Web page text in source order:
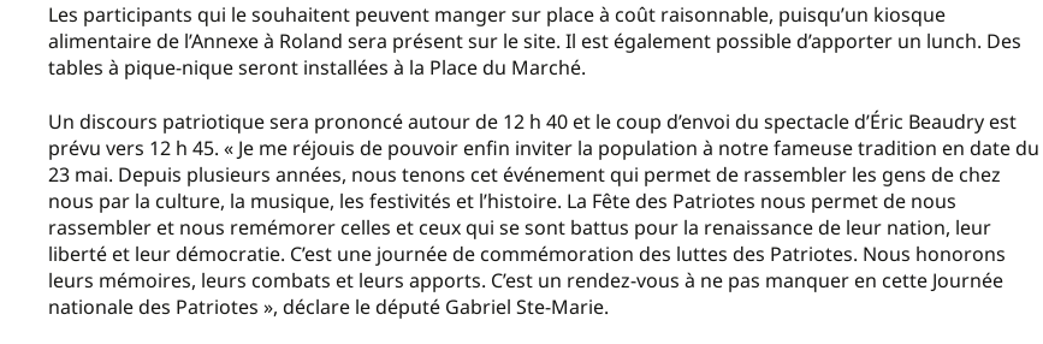
Les participants qui le souhaitent peuvent manger sur place à coût raisonnable, puisqu’un kiosque
alimentaire de l’Annexe à Roland sera présent sur le site. Il est également possible d’apporter un lunch. Des
tables à pique-nique seront installées à la Place du Marché.
Un discours patriotique sera prononcé autour de 12 h 40 et le coup d’envoi du spectacle d’Éric Beaudry est
prévu vers 12 h 45. « Je me réjouis de pouvoir enfin inviter la population à notre fameuse tradition en date du
23 mai. Depuis plusieurs années, nous tenons cet événement qui permet de rassembler les gens de chez
nous par la culture, la musique, les festivités et l’histoire. La Fête des Patriotes nous permet de nous
rassembler et nous remémorer celles et ceux qui se sont battus pour la renaissance de leur nation, leur
liberté et leur démocratie. C’est une journée de commémoration des luttes des Patriotes. Nous honorons
leurs mémoires, leurs combats et leurs apports. C’est un rendez-vous à ne pas manquer en cette Journée
nationale des Patriotes », déclare le député Gabriel Ste-Marie.